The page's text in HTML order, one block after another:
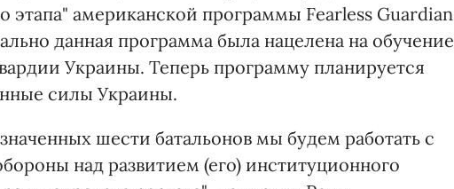
этапа" американской программы Fearless Guardian
данная программа была нацелена на обучение
Украины. Теперь программу планируется
силы Украины.
шести батальонов мы будем работать с
над развитием (его) институционного